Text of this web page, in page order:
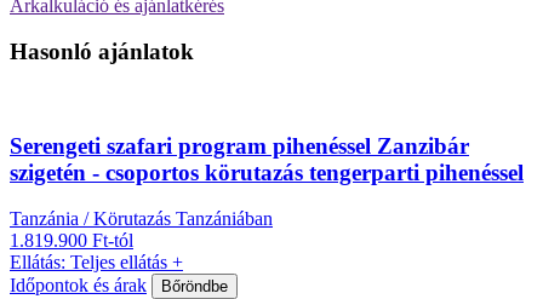
Árkalkuláció és ajánlatkérés
Hasonló ajánlatok
Serengeti szafari program pihenéssel Zanzibár
szigetén - csoportos körutazás tengerparti pihenéssel
Tanzánia / Körutazás Tanzániában
1.819.900 Ft-tól
Ellátás: Teljes ellátás +
Időpontok és árak
Bőröndbe